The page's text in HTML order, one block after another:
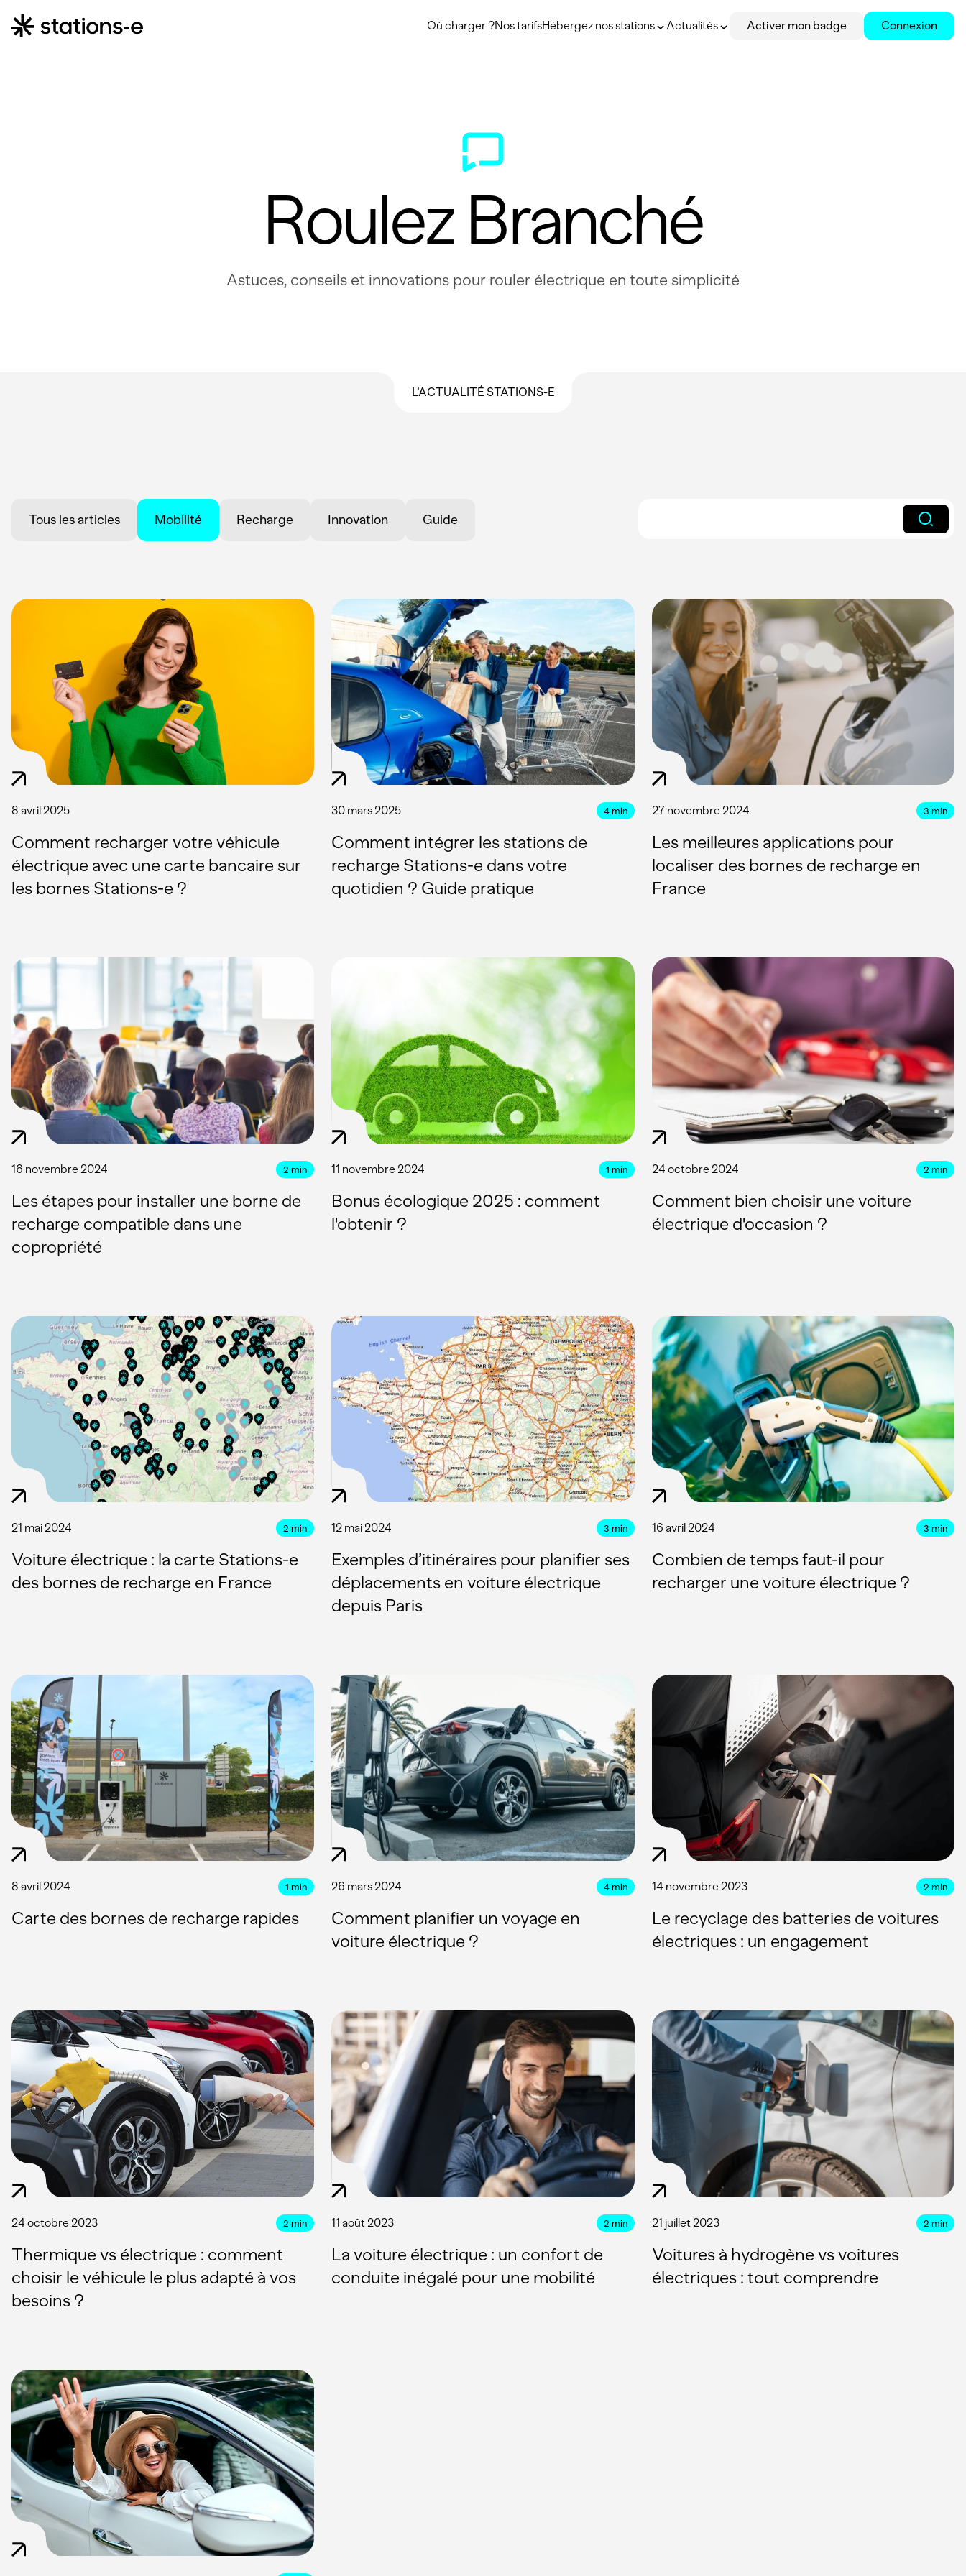
Où charger ?Nos tarifsHébergez nos stations Actualités Activer mon badge Connexion
Roulez Branché
Astuces, conseils et innovations pour rouler électrique en toute simplicité
L’ACTUALITÉ STATIONS-E
Tous les articles Mobilité Recharge Innovation Guide
8 avril 2025
Comment recharger votre véhicule
électrique avec une carte bancaire sur
les bornes Stations-e ?
30 mars 2025 4min
Comment intégrer les stations de
recharge Stations-e dans votre
quotidien ? Guide pratique
27 novembre 2024 3 min
Les meilleures applications pour
localiser des bornes de recharge en
France
16 novembre 2024 2 min
Les étapes pour installer une borne de
recharge compatible dans une
copropriété
11 novembre 2024 1 min
Bonus écologique 2025 : comment
l'obtenir ?
24 octobre 2024 2 min
Comment bien choisir une voiture
électrique d'occasion ?
21 mai 2024 2 min
Voiture électrique : la carte Stations-e
des bornes de recharge en France
12 mai 2024 3 min
Exemples d’itinéraires pour planifier ses
déplacements en voiture électrique
depuis Paris
16 avril 2024 3 min
Combien de temps faut-il pour
recharger une voiture électrique ?
8 avril 2024 1 min
Carte des bornes de recharge rapides
26 mars 2024 4min
Comment planifier un voyage en
voiture électrique ?
14 novembre 2023 2 min
Le recyclage des batteries de voitures
électriques : un engagement
24 octobre 2023 2 min
Thermique vs électrique : comment
choisir le véhicule le plus adapté à vos
besoins ?
11 août 2023 2 min
La voiture électrique : un confort de
conduite inégalé pour une mobilité
21 juillet 2023 2 min
Voitures à hydrogène vs voitures
électriques : tout comprendre